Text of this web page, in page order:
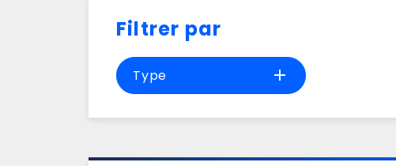
Filtrer par
Type add